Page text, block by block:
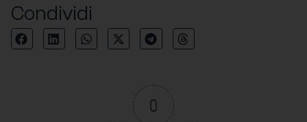
Condividi
0